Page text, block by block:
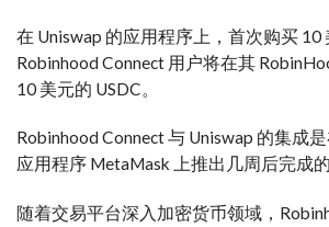
在 Uniswap 的应用程序上，首次购买 10
Robinhood Connect 用户将在其
10 美元的 USDC。
Robinhood Connect 与 Uniswap 的集成
应用程序 MetaMask 上推出几周后完成的
随着交易平台深入加密货币领域，